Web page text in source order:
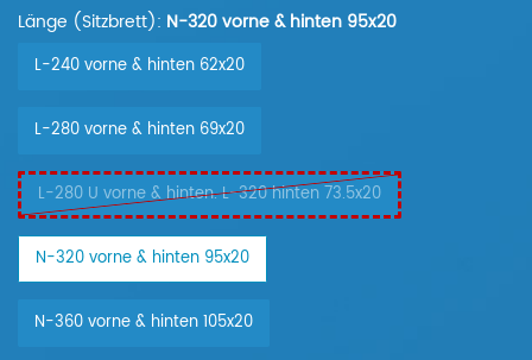
Länge (Sitzbrett): N-320 vorne & hinten 95x20
L-240 vorne & hinten 62x20
L-280 vorne & hinten 69x20
L-280 U vorne & hinten. L-320 hinten 73.5x20
N-320 vorne & hinten 95x20
N-360 vorne & hinten 105x20